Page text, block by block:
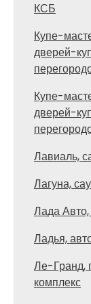
КСБ
Купе-
дверей-
Купе-
дверей-
Лавиаль,
Лагуна,
Лада Авто,
Ладья,
Ле-Гранд,
комплекс